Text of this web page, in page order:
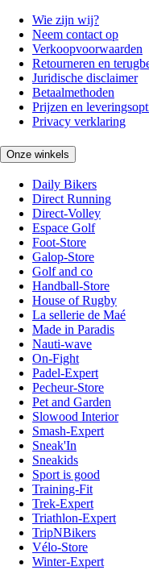
Wie zijn wij?
Neem contact op
Verkoopvoorwaarden
Retourneren en
Juridische disclaimer
Betaalmethoden
Prijzen en
Privacy verklaring
Onze winkels
Daily Bikers
Direct Running
Direct-Volley
Espace Golf
Foot-Store
Galop-Store
Golf and co
Handball-Store
House of Rugby
La sellerie de Maé
Made in Paradis
Nauti-wave
On-Fight
Padel-Expert
Pecheur-Store
Pet and Garden
Slowood Interior
Smash-Expert
Sneak'In
Sneakids
Sport is good
Training-Fit
Trek-Expert
Triathlon-Expert
TripNBikers
Vélo-Store
Winter-Expert